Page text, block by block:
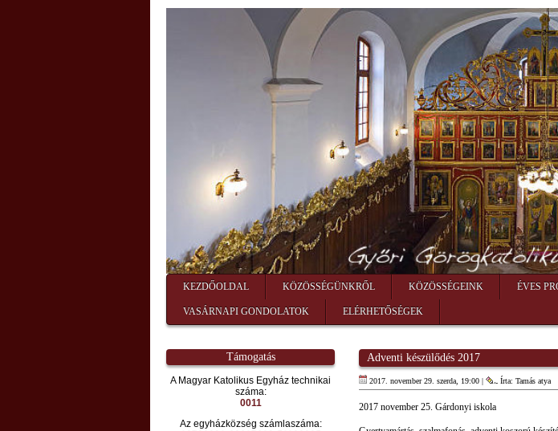
KEZDŐOLDAL KÖZÖSSÉGÜNKRŐL KÖZÖSSÉGEINK ÉVES
VASÁRNAPI GONDOLATOK ELÉRHETŐSÉGEK
Támogatás
A Magyar Katolikus Egyház technikai
száma:
0011
Az egyházközség számlaszáma:
Adventi készülődés 2017
2017. november 29. szerda, 19:00 | Írta: Tamás atya
2017 november 25. Gárdonyi iskola